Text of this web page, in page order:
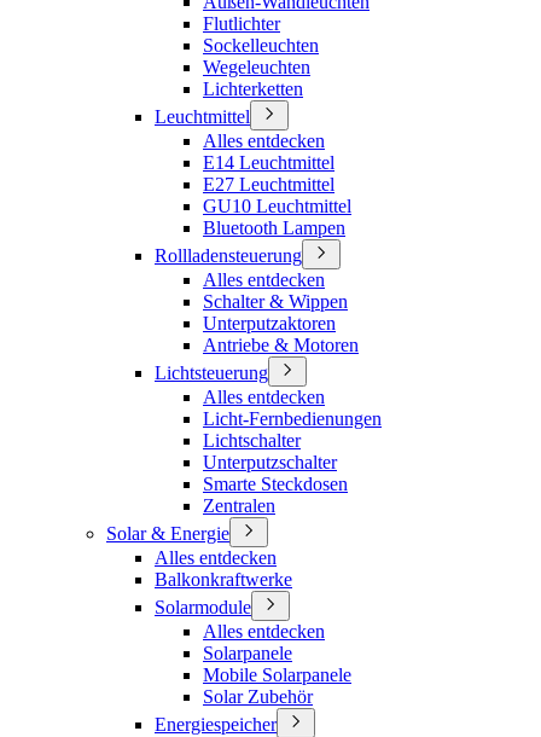
Flutlichter
Sockelleuchten
Wegeleuchten
Lichterketten
Leuchtmittel
Alles entdecken
E14 Leuchtmittel
E27 Leuchtmittel
GU10 Leuchtmittel
Bluetooth Lampen
Rollladensteuerung
Alles entdecken
Schalter & Wippen
Unterputzaktoren
Antriebe & Motoren
Lichtsteuerung
Alles entdecken
Licht-Fernbedienungen
Lichtschalter
Unterputzschalter
Smarte Steckdosen
Zentralen
Solar & Energie
Alles entdecken
Balkonkraftwerke
Solarmodule
Alles entdecken
Solarpanele
Mobile Solarpanele
Solar Zubehör
Energiespeicher